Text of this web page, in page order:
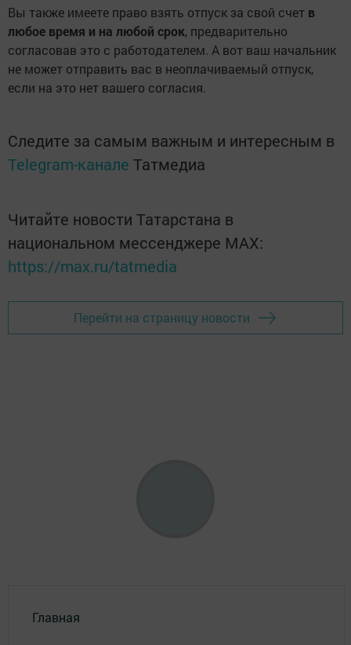
Вы также имеете право взять отпуск за свой счет в
любое время и на любой срок, предварительно
согласовав это с работодателем. А вот ваш начальник
не может отправить вас в неоплачиваемый отпуск,
если на это нет вашего согласия.
Следите за самым важным и интересным в
Telegram-канале Татмедиа
Читайте новости Татарстана в
национальном мессенджере MАХ:
https://max.ru/tatmedia
Перейти на страницу новости
Главная